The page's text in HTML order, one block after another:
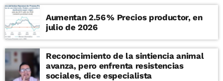
Aumentan 2.56 % Precios productor, en
julio de 2026
Reconocimiento de la sintiencia animal
avanza, pero enfrenta resistencias
sociales, dice especialista